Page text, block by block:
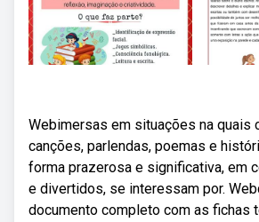
Webimersas em situações na quais
canções, parlendas, poemas e
forma prazerosa e significativa, em
e divertidos, se interessam por.
documento completo com as fichas